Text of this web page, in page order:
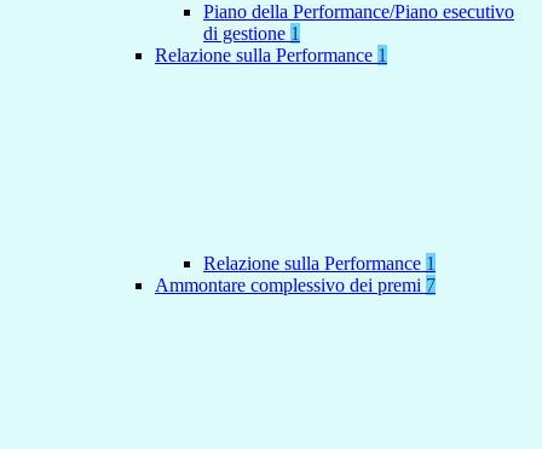
Piano della Performance/Piano esecutivo
di gestione 1
Relazione sulla Performance 1
Relazione sulla Performance 1
Ammontare complessivo dei premi 7